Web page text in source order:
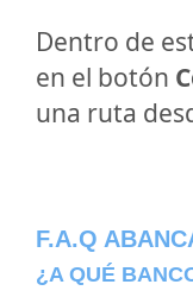
Dentro de
en el botón
una ruta
F.A.Q
¿A QUÉ